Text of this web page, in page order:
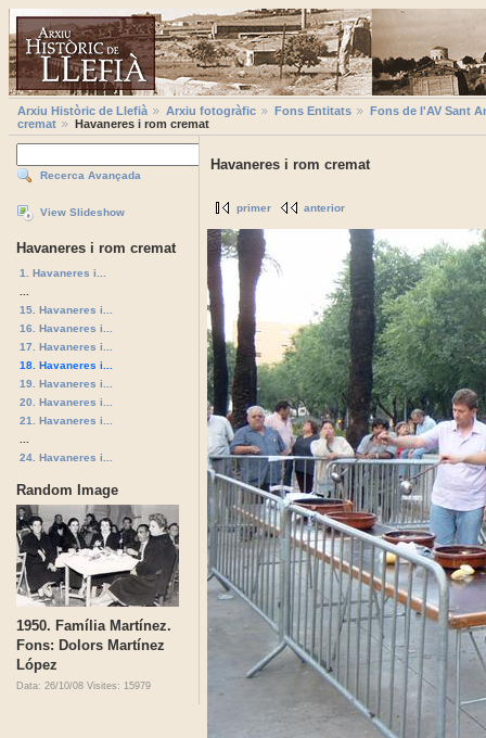
Arxiu Històric de Llefià Arxiu fotogràfic Fons Entitats
Fons de l'AV Sant
cremat
Havaneres i rom cremat
Recerca Avançada
View Slideshow
Havaneres i rom cremat
1. Havaneres i...
15. Havaneres i...
16. Havaneres i...
17. Havaneres i...
18. Havaneres i...
19. Havaneres i...
20. Havaneres i...
21. Havaneres i...
24. Havaneres i...
Random Image
1950. Família Martínez.
Fons: Dolors Martínez
López
Data: 26/10/08 Visites: 15979
Havaneres i rom cremat
primer anterior